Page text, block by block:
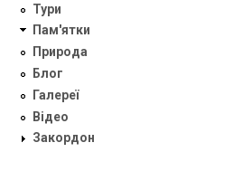
Тури
Пам'ятки
Природа
Блог
Галереї
Відео
Закордон